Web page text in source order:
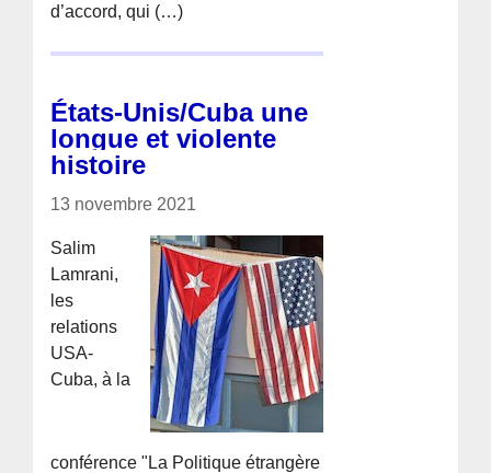
d’accord, qui (…)
États-Unis/Cuba une
longue et violente
histoire
13 novembre 2021
Salim
Lamrani,
les
relations
USA-
Cuba, à la
conférence "La Politique étrangère